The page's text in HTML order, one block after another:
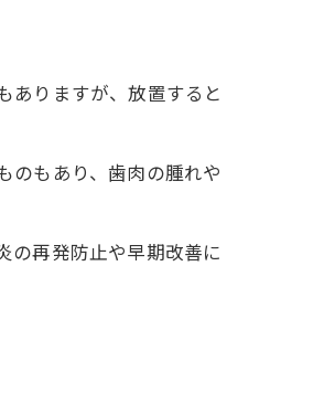
ありますが、放置すると
のもあり、歯肉の腫れや
の再発防止や早期改善に